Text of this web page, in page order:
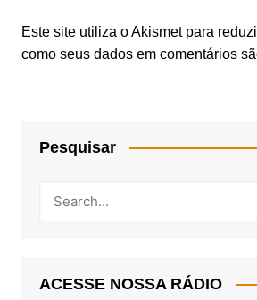
Este site utiliza o Akismet para
como seus dados em comentários
Pesquisar
ACESSE NOSSA RÁDIO